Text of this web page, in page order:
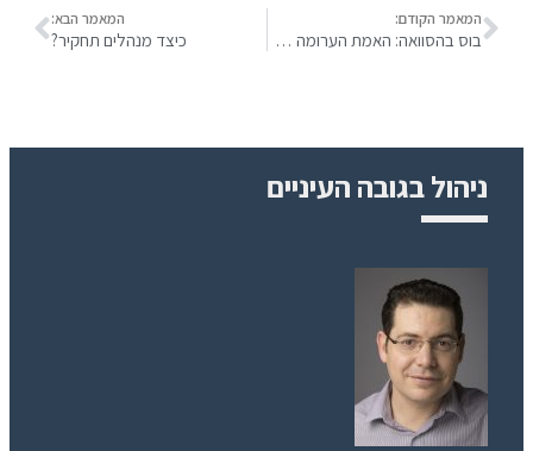
המאמר הקודם:
בוס בהסוואה: האמת הערומה על מסך הטלויזיה
המאמר הבא:
כיצד מנהלים תחקיר?
ניהול בגובה העיניים